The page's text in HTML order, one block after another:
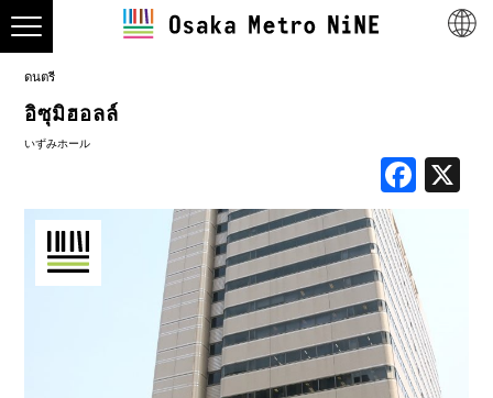
ดนตรี
อิซุมิฮอลล์
いずみホール